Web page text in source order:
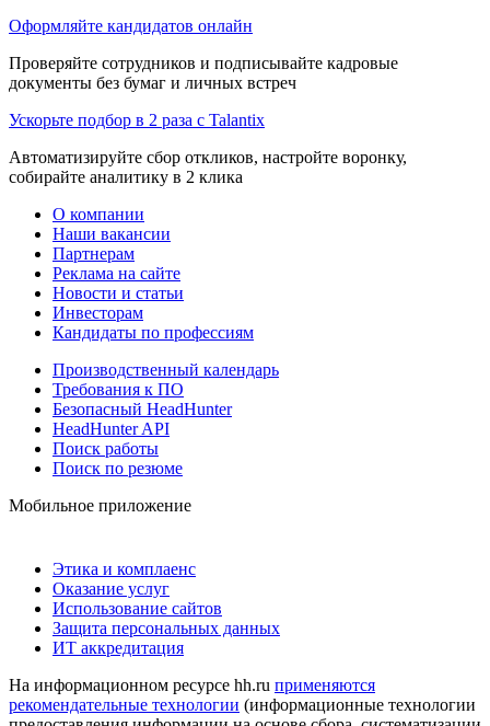
Оформляйте кандидатов онлайн
Проверяйте сотрудников и подписывайте кадровые
документы без бумаг и личных встреч
Ускорьте подбор в 2 раза с Talantix
Автоматизируйте сбор откликов, настройте воронку,
собирайте аналитику в 2 клика
О компании
Наши вакансии
Партнерам
Реклама на сайте
Новости и статьи
Инвесторам
Кандидаты по профессиям
Производственный календарь
Требования к ПО
Безопасный HeadHunter
HeadHunter API
Поиск работы
Поиск по резюме
Мобильное приложение
Этика и комплаенс
Оказание услуг
Использование сайтов
Защита персональных данных
ИТ аккредитация
На информационном ресурсе hh.ru применяются
рекомендательные технологии (информационные технологии